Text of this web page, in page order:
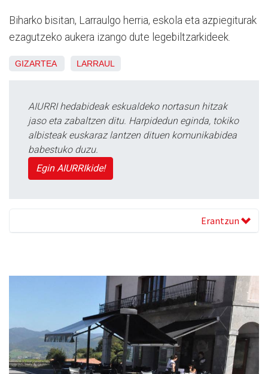
Biharko bisitan, Larraulgo herria, eskola eta azpiegiturak
ezagutzeko aukera izango dute legebiltzarkideek.
GIZARTEA LARRAUL
AIURRI hedabideak eskualdeko nortasun hitzak
jaso eta zabaltzen ditu. Harpidedun eginda, tokiko
albisteak euskaraz lantzen dituen komunikabidea
babestuko duzu.
Egin AIURRIkide!
Erantzun